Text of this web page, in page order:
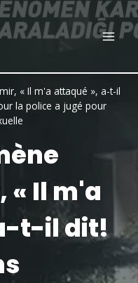
« Il m'a attaqué », a-t-il
la police a jugé pour
« Il m'a
t-il dit!